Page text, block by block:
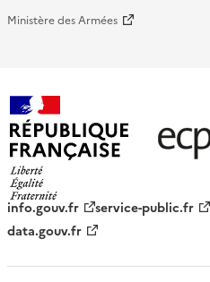
Ministère des Armées
française - ECPAD
info.gouv.fr service-public.fr
data.gouv.fr